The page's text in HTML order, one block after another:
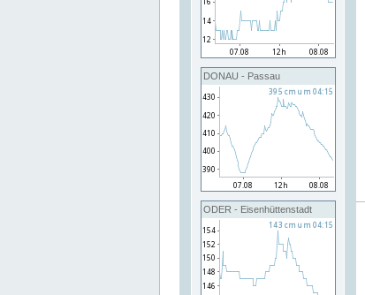
DONAU - Passau
ODER - Eisenhüttenstadt